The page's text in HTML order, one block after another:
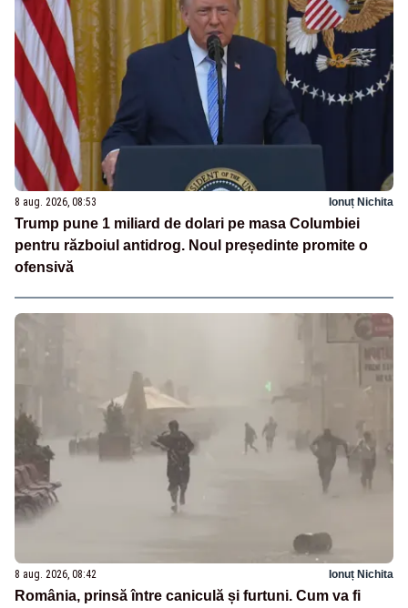
8 aug. 2026, 08:53 Ionuț Nichita
Trump pune 1 miliard de dolari pe masa Columbiei
pentru războiul antidrog. Noul președinte promite o
ofensivă
8 aug. 2026, 08:42 Ionuț Nichita
România, prinsă între caniculă și furtuni. Cum va fi